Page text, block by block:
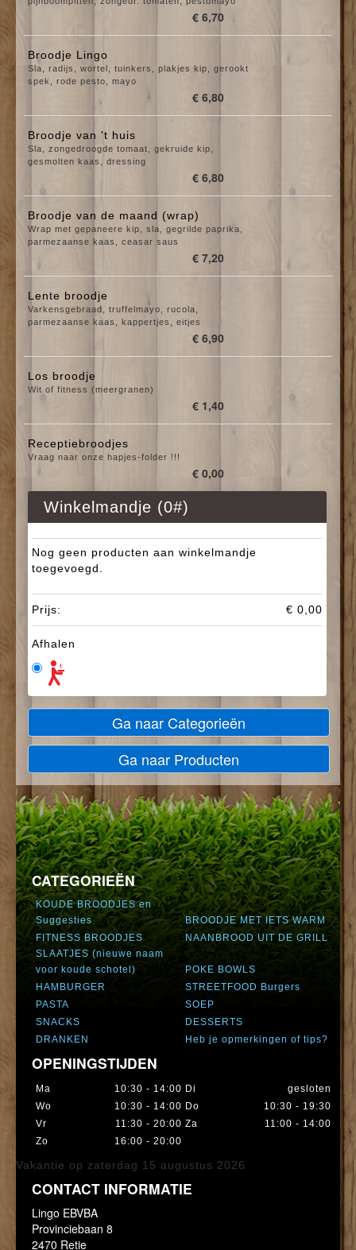
€ 6,70
Broodje Lingo
Sla, radijs, wortel, tuinkers, plakjes kip, gerookt
spek, rode pesto, mayo
€ 6,80
Broodje van 't huis
Sla, zongedroogde tomaat, gekruide kip,
gesmolten kaas, dressing
€ 6,80
Broodje van de maand (wrap)
Wrap met gepaneere kip, sla, gegrilde paprika,
parmezaanse kaas, ceasar saus
€ 7,20
Lente broodje
Varkensgebraad, truffelmayo, rucola,
parmezaanse kaas, kappertjes, eitjes
€ 6,90
Los broodje
Wit of fitness (meergranen)
€ 1,40
Receptiebroodjes
Vraag naar onze hapjes-folder !!!
€ 0,00
Winkelmandje (0#)
Nog geen producten aan winkelmandje
toegevoegd.
Prijs: € 0,00
Afhalen
Ga naar Categorieën
Ga naar Producten
CATEGORIEËN
KOUDE BROODJES en
Suggesties
BROODJE MET IETS WARM
FITNESS BROODJES
NAANBROOD UIT DE GRILL
SLAATJES (nieuwe naam
voor koude schotel)
POKE BOWLS
HAMBURGER
STREETFOOD Burgers
PASTA
SOEP
SNACKS
DESSERTS
DRANKEN
Heb je opmerkingen of tips?
OPENINGSTIJDEN
Ma 10:30 - 14:00 Di
gesloten
Wo
10:30 - 14:00 Do
10:30 - 19:30
Vr
11:30 - 20:00 Za
11:00 - 14:00
Zo
16:00 - 20:00
Vakantie op zaterdag 15 augustus 2026
CONTACT INFORMATIE
Lingo EBVBA
Provinciebaan 8
2470 Retie